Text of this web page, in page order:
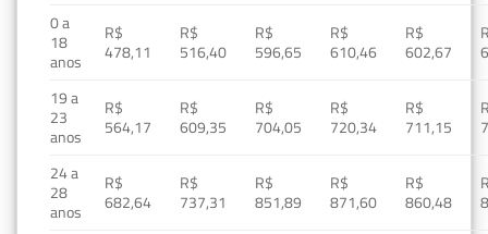
0 a
18
anos
R$
478,11
R$
516,40
R$
596,65
R$
610,46
R$
602,67
19 a
23
anos
R$
564,17
R$
609,35
R$
704,05
R$
720,34
R$
711,15
24 a
28
anos
R$
682,64
R$
737,31
R$
851,89
R$
871,60
R$
860,48